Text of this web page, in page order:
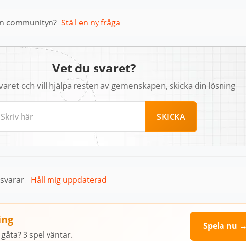
communityn? Ställ en ny fråga
Vet du svaret?
och vill hjälpa resten av gemenskapen, skicka din lösning
SKICKA
Håll mig uppdaterad
3 spel väntar.
Spela nu →